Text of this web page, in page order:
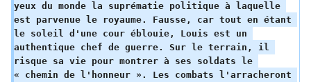
yeux du monde la suprématie politique à laquelle
est parvenue le royaume. Fausse, car tout en étant
le soleil d'une cour éblouie, Louis est un
authentique chef de guerre. Sur le terrain, il
risque sa vie pour montrer à ses soldats le
« chemin de l'honneur ». Les combats l'arracheront